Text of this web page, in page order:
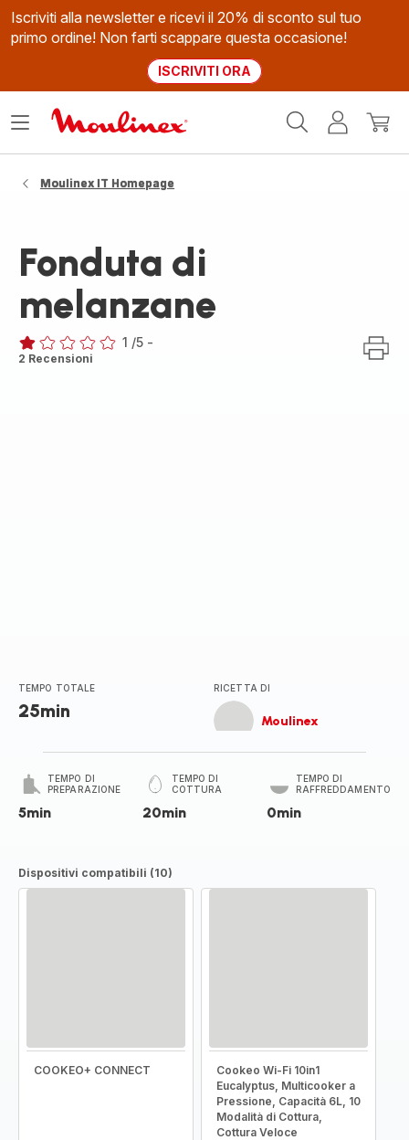
Iscriviti alla newsletter e ricevi il 20% di sconto sul tuo
primo ordine! Non farti scappare questa occasione!
ISCRIVITI ORA
Il
Apri
Moulinex IT Homepage
Fonduta di
melanzane
Recensione
1 /5 -
2 Recensioni
TEMPO TOTALE
25min
RICETTA DI
Moulinex
TEMPO DI
PREPARAZIONE
5min
TEMPO DI
COTTURA
20min
TEMPO DI
RAFFREDDAMENTO
0min
Dispositivi compatibili (10)
COOKEO+ CONNECT
Cookeo Wi-Fi 10in1
Eucalyptus, Multicooker a
Pressione, Capacità 6L, 10
Modalità di Cottura,
Cottura Veloce